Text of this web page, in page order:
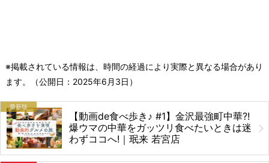
※掲載されている情報は、時間の経過により実際と異なる場合があり
ます。（公開日： 2025年6月3日 ）
最新版
【動画de食べ歩き♪ #1】金沢最強町中華?!
爆ウマの中華をガッツリ食べたいときは迷
わずココへ!｜珉来 若宮店